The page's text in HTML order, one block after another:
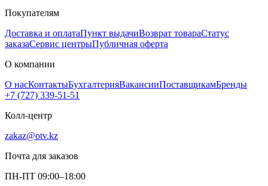
Покупателям
Доставка и оплатаПункт выдачиВозврат товараСтатус
заказаСервис центрыПубличная оферта
О компании
О насКонтактыБухгалтерияВакансииПоставщикамБренды
+7 (727) 339-51-51
Колл-центр
zakaz@otv.kz
Почта для заказов
ПН-ПТ 09:00–18:00